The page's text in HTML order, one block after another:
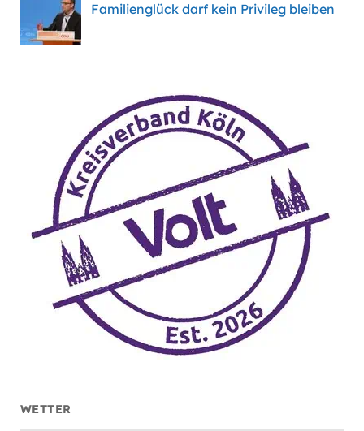
Familienglück darf kein Privileg bleiben
WETTER